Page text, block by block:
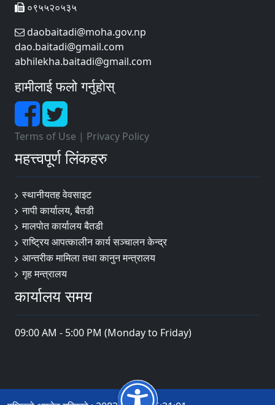
०९५५२०५३५
daobaitadi@moha.gov.np
dao.baitadi@gmail.com
abhilekha.baitadi@gmail.com
हामीलाई फलो गर्नुहोस्
Terms of Use | Privacy Policy
महत्त्वपूर्ण लिंकहरु
स्थानीयतह वेवसाइट
नापी कार्यालय, बैतडी
मालपोत कार्यालय बैतडी
राष्ट्रिय आपत्कालीन कार्य सञ्चालन केन्द्र
आन्तरीक मामिला तथा कानुन मन्त्रालय
गृह मन्त्रालय
कार्यालय समय
09:00 AM - 5:00 PM (Monday to Friday)